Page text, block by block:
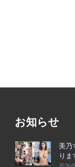
お知らせ
美乃
りま
2026/